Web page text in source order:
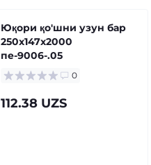
Юқори қо'шни узун бар
250x147x2000
пе-9006-.05
0
112.38 UZS